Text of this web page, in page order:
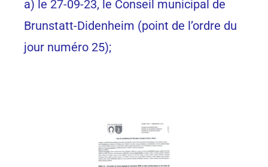
a) le 27-09-23, le Conseil municipal de
Brunstatt-Didenheim (point de l’ordre du
jour numéro 25);